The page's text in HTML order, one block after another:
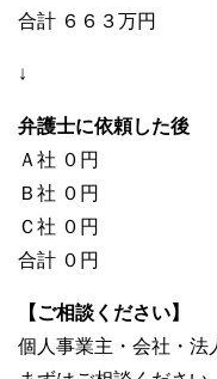
合計 ６６３万円
↓
弁護士に依頼した後
Ａ社 ０円
Ｂ社 ０円
Ｃ社 ０円
合計 ０円
【ご相談ください】
個人事業主・会社・法